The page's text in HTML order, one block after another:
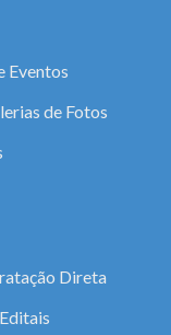
Eventos
de Fotos
Direta